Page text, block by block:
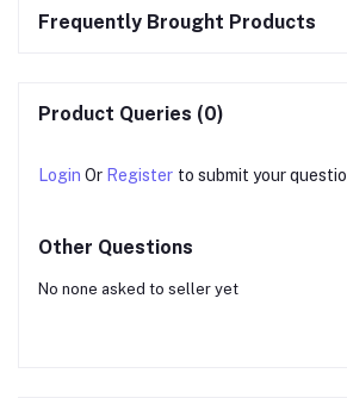
Frequently Brought Products
Product Queries (0)
Login Or Register to submit your
Other Questions
No none asked to seller yet